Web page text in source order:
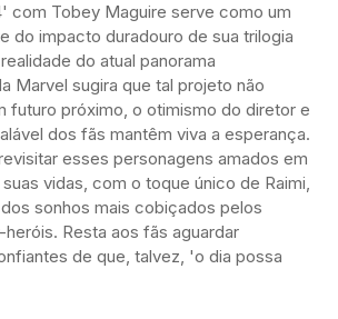
com Tobey Maguire serve como um
do impacto duradouro de sua trilogia
do atual panorama
Marvel sugira que tal projeto não
futuro próximo, o otimismo do diretor e
dos fãs mantêm viva a esperança.
esses personagens amados em
vidas, com o toque único de Raimi,
sonhos mais cobiçados pelos
Resta aos fãs aguardar
de que, talvez, 'o dia possa